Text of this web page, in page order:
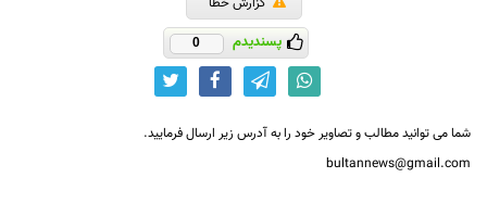
پسندیدم 0
شما می توانید مطالب و تصاویر خود را به آدرس زیر ارسال فرمایید.
bultannews@gmail.com